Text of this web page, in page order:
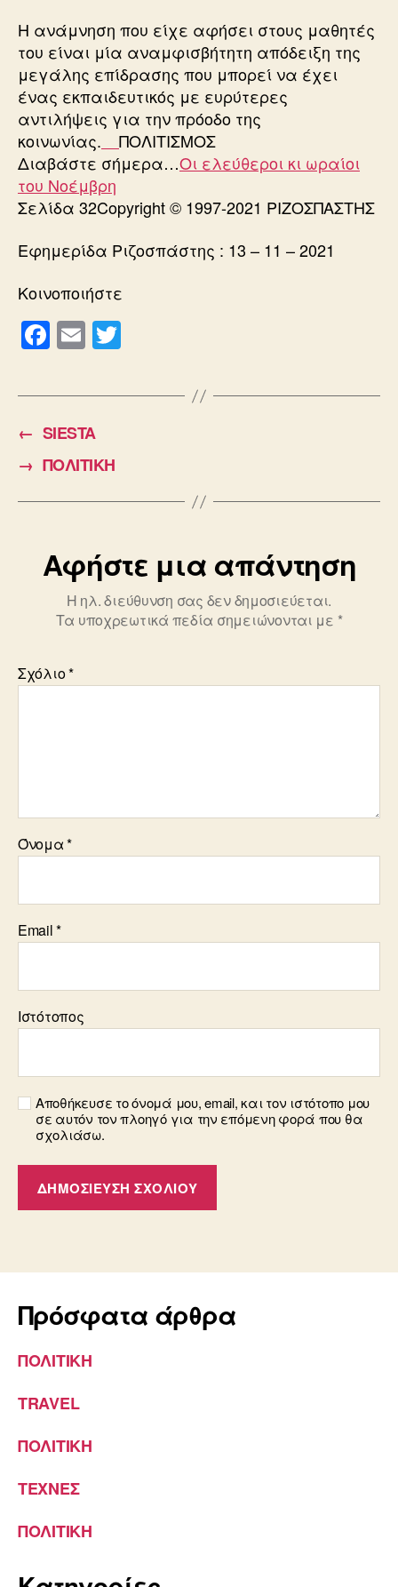
Η ανάμνηση που είχε αφήσει στους μαθητές
του είναι μία αναμφισβήτητη απόδειξη της
μεγάλης επίδρασης που μπορεί να έχει
ένας εκπαιδευτικός με ευρύτερες
αντιλήψεις για την πρόοδο της
κοινωνίας.
ΠΟΛΙΤΙΣΜΟΣ
Διαβάστε σήμερα…Οι ελεύθεροι κι ωραίοι
του Νοέμβρη
Σελίδα 32Copyright © 1997-2021 ΡΙΖΟΣΠΑΣΤΗΣ
Εφημερίδα Ριζοσπάστης : 13 – 11 – 2021
Κοινοποιήστε
F
c
e
b
o
o
E
ailtt
← SIESTA
→ ΠΟΛΙΤΙΚΗ
Αφήστε μια απάντηση
Η ηλ. διεύθυνση σας δεν δημοσιεύεται.
Τα υποχρεωτικά πεδία σημειώνονται με *
Σχόλιο*
Όνομα*
Email*
Ιστότοπος
Αποθήκευσε το όνομά μου, email, και τον ιστότοπο μου
σε αυτόν τον πλοηγό για την επόμενη φορά που θα
σχολιάσω.
Πρόσφατα άρθρα
ΠΟΛΙΤΙΚΗ
TRAVEL
ΠΟΛΙΤΙΚΗ
ΤΕΧΝΕΣ
ΠΟΛΙΤΙΚΗ